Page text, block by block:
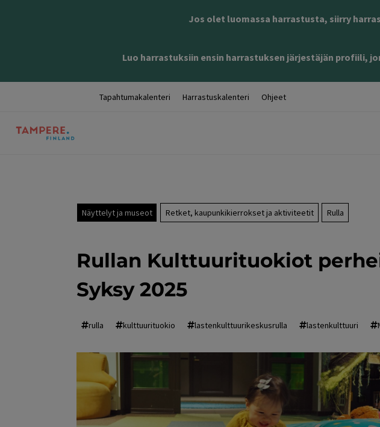
Jos olet luomassa harrastusta, siirry
Luo harrastuksiin ensin harrastuksen järjestäjän profiili,
Tapahtumakalenteri Harrastuskalenteri Ohjeet
Näyttelyt ja museot Retket, kaupunkikierrokset ja aktiviteetit Rulla
Rullan Kulttuurituokiot
Syksy 2025
rulla kulttuurituokio lastenkulttuurikeskusrulla lastenkulttuuri